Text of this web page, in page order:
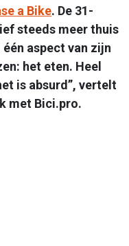
a Bike. De 31-
steeds meer thuis
aspect van zijn
het eten. Heel
is absurd”, vertelt
met Bici.pro.